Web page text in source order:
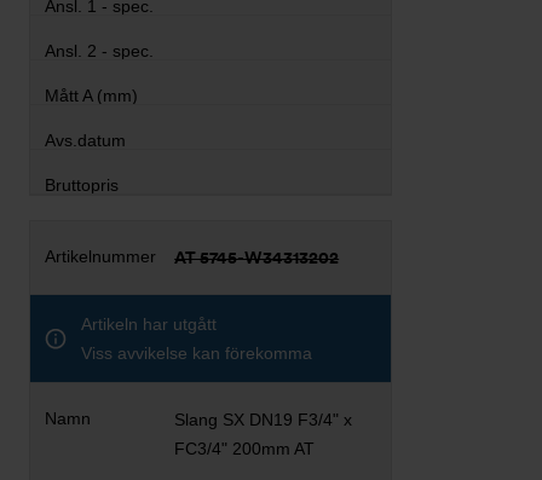
AT 5745-W34313202
Artikeln har utgått
Viss avvikelse kan förekomma
Slang SX DN19 F3/4" x
FC3/4" 200mm AT